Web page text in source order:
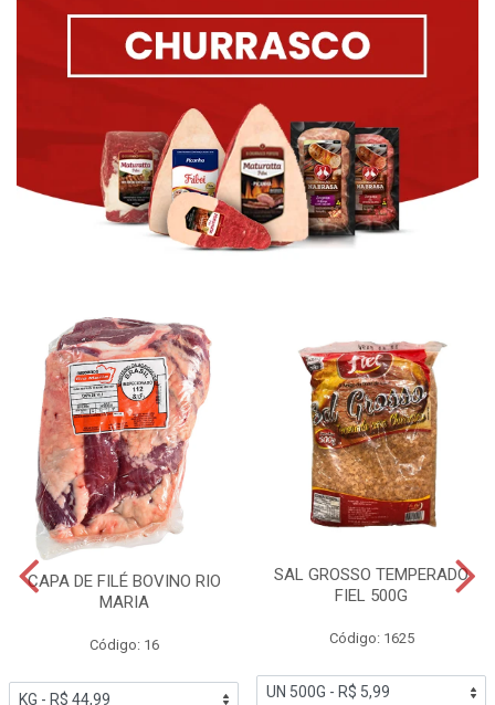
CAPA DE FILÉ BOVINO RIO
MARIA
Código: 16
SAL GROSSO TEMPERADO
FIEL 500G
Código: 1625